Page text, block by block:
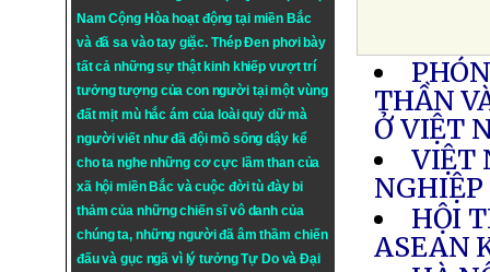
Nam Cộng Hòa hoạt động tại miền Bắc
và đã sa vào tay giặc. Thép Đen phơi bày
tất cả những sự thật kinh khiếp vượt trí
tưởng tượng của con người tại một vùng
đất mịt mù hắc ám của loài quỷ dữ mà
người viết như đã đội mồ sống dậy kể
cho ta nghe những cơ cực lầm than của
xã hội miền Bắc và cuộc đời tù đày bi
thảm của những chiến sĩ vô danh của
chúng ta, những người đã âm thầm chiến
đấu và gục ngã vì lý tưởngTự DovàĐại
THẦN
Ở VIỆT
VIỆT
NGHIỆP
HỘI
ASEAN